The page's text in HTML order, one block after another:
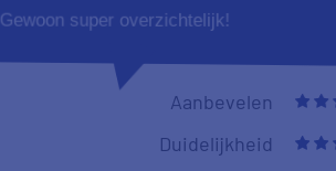
Gewoon super overzichtelijk!
Aanbevelen
Duidelijkheid